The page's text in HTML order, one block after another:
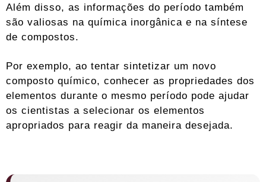
Além disso, as informações do período também
são valiosas na química inorgânica e na síntese
de compostos.
Por exemplo, ao tentar sintetizar um novo
composto químico, conhecer as propriedades dos
elementos durante o mesmo período pode ajudar
os cientistas a selecionar os elementos
apropriados para reagir da maneira desejada.